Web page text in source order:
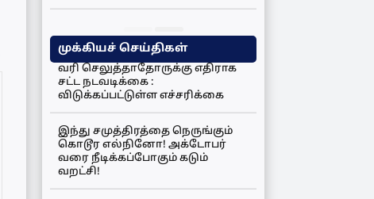
முக்கியச் செய்திகள்
வரி செலுத்தாதோருக்கு எதிராக
சட்ட நடவடிக்கை :
விடுக்கப்பட்டுள்ள எச்சரிக்கை
இந்து சமுத்திரத்தை நெருங்கும்
கொடூர எல்நினோ! அக்டோபர்
வரை நீடிக்கப்போகும் கடும்
வறட்சி!